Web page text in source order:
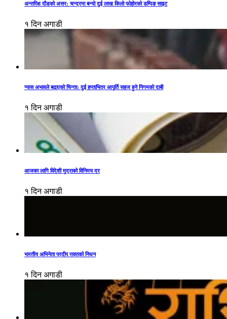
अन्तरिक्ष दौडको असर: चन्द्रमा बन्यो दुई लाख किलो फोहोरको डम्पिङ साइट
१ दिन अगाडी
ग्यास अभावले बढाएको चिन्ता: दुई हप्ताभित्र आपूर्ति सहज हुने निगमको दाबी
१ दिन अगाडी
आजका लागि विदेशी मुद्राको विनिमय दर
१ दिन अगाडी
भारतीय अभिनेता प्रदीप रावतको निधन
१ दिन अगाडी